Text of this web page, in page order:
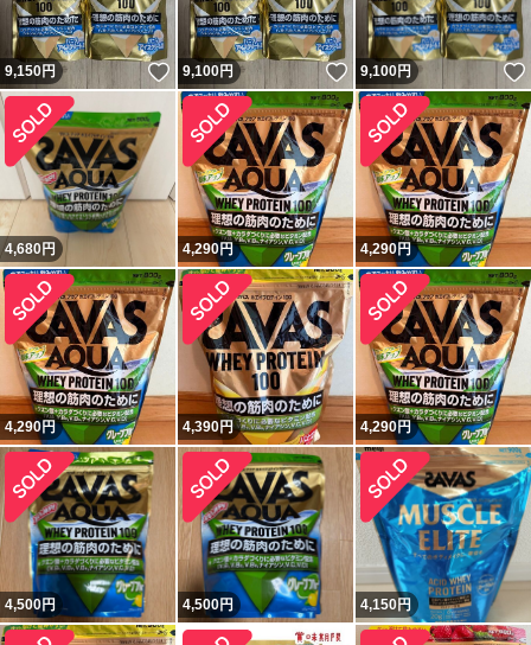
9,150円 いいね！
9,100円 いいね！
9,100円
4,680円 4,290円 4,290円
4,290円 4,390円 4,290円
4,500円 4,500円 4,150円